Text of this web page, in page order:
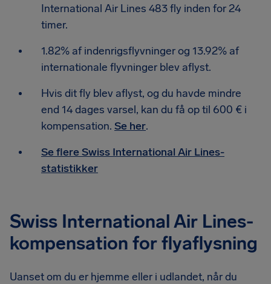
International Air Lines 483 fly inden for 24
timer.
1.82% af indenrigsflyvninger og 13.92% af
internationale flyvninger blev aflyst.
Hvis dit fly blev aflyst, og du havde mindre
end 14 dages varsel, kan du få op til 600 € i
kompensation. Se her.
Se flere Swiss International Air Lines-
statistikker
Swiss International Air Lines-
kompensation for flyaflysning
Uanset om du er hjemme eller i udlandet, når du